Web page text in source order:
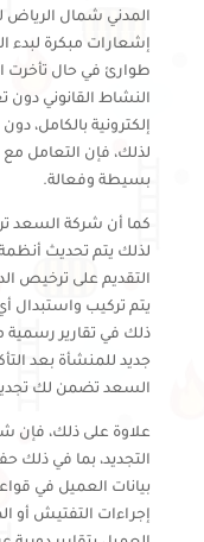
المدني شمال الرياض
إشعارات مبكرة لبدء
طوارئ في حال تأخرت
النشاط القانوني دون
إلكترونية بالكامل،
لذلك، فإن التعامل
بسيطة وفعالة.
كما أن شركة السعد
لذلك يتم تحديث
التقديم على ترخيص
يتم تركيب واستبدال
ذلك في تقارير
جديد للمنشأة بعد
السعد تضمن لك
علاوة على ذلك، فإن
التجديد، بما في ذلك
بيانات العميل في
إجراءات التفتيش أو